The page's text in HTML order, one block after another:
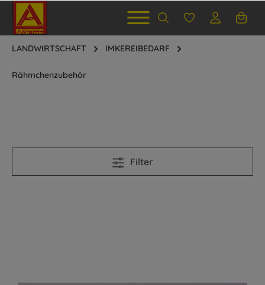
LANDWIRTSCHAFT IMKEREIBEDARF
Rähmchenzubehör
Filter